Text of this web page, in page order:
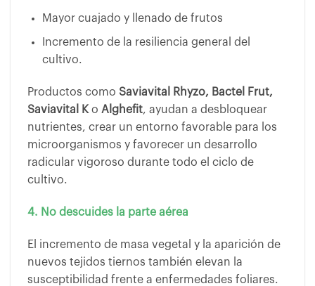
Mayor cuajado y llenado de frutos
Incremento de la resiliencia general del
cultivo.
Productos como Saviavital Rhyzo, Bactel Frut,
Saviavital K o Alghefit, ayudan a desbloquear
nutrientes, crear un entorno favorable para los
microorganismos y favorecer un desarrollo
radicular vigoroso durante todo el ciclo de
cultivo.
4. No descuides la parte aérea
El incremento de masa vegetal y la aparición de
nuevos tejidos tiernos también elevan la
susceptibilidad frente a enfermedades foliares.